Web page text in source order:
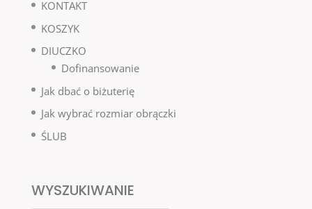
KONTAKT
KOSZYK
DIUCZKO
Dofinansowanie
Jak dbać o biżuterię
Jak wybrać rozmiar obrączki
ŚLUB
WYSZUKIWANIE